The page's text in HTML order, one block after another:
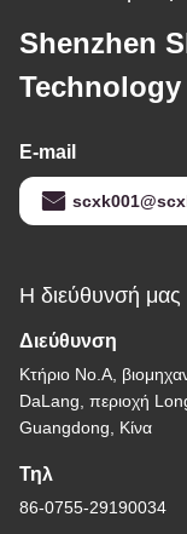
Shenzhen
E-mail
Η διεύθυνσή μας
Διεύθυνση
Κτήριο No.A,
DaLang, περιοχή
Guangdong, Κίνα
Τηλ
86-0755-29190034